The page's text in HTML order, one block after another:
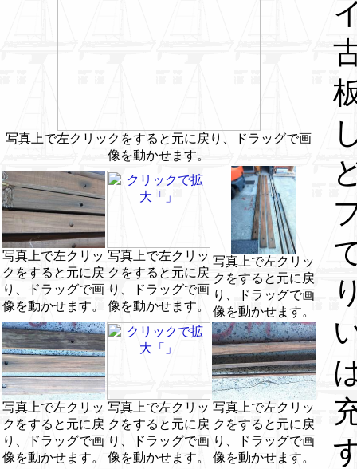
写真上で左クリックをすると元に戻り、ドラッグで画
像を動かせます。
写真上で左クリッ
クをすると元に戻
り、ドラッグで画
像を動かせます。
写真上で左クリッ
クをすると元に戻
り、ドラッグで画
像を動かせます。
写真上で左クリッ
クをすると元に戻
り、ドラッグで画
像を動かせます。
写真上で左クリッ
クをすると元に戻
り、ドラッグで画
像を動かせます。
写真上で左クリッ
クをすると元に戻
り、ドラッグで画
像を動かせます。
写真上で左クリッ
クをすると元に戻
り、ドラッグで画
像を動かせます。